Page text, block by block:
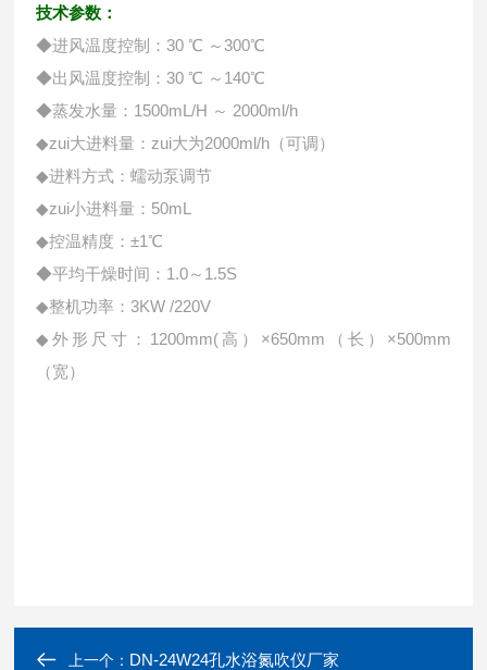
技术参数：
◆进风温度控制：30 ℃ ～300℃
◆出风温度控制：30 ℃ ～140℃
◆蒸发水量：1500mL/H ～ 2000ml/h
◆zui大进料量：zui大为2000ml/h（可调）
◆进料方式：蠕动泵调节
◆zui小进料量：50mL
◆控温精度：±1℃
◆平均干燥时间：1.0～1.5S
◆整机功率：3KW /220V
◆外形尺寸：1200mm(高）×650mm（长）×500mm
（宽）
上一个： DN-24W24孔水浴氮吹仪厂家